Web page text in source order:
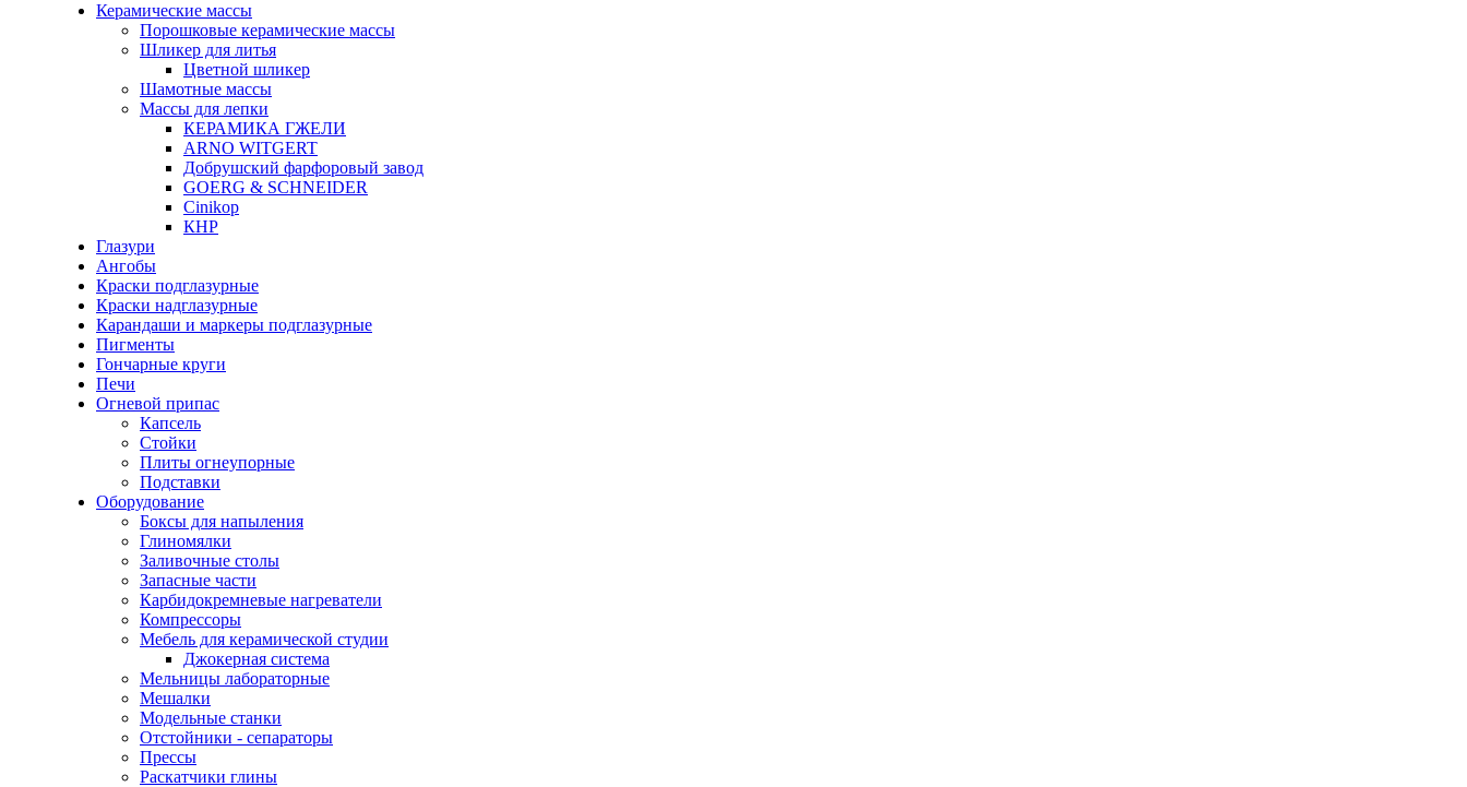
Керамические массы
Порошковые керамические массы
Шликер для литья
Цветной шликер
Шамотные массы
Массы для лепки
КЕРАМИКА ГЖЕЛИ
ARNO WITGERT
Добрушский фарфоровый завод
GOERG & SCHNEIDER
Cinikop
КНР
Глазури
Ангобы
Краски подглазурные
Краски надглазурные
Карандаши и маркеры подглазурные
Пигменты
Гончарные круги
Печи
Огневой припас
Капсель
Стойки
Плиты огнеупорные
Подставки
Оборудование
Боксы для напыления
Глиномялки
Заливочные столы
Запасные части
Карбидокремневые нагреватели
Компрессоры
Мебель для керамической студии
Джокерная система
Мельницы лабораторные
Мешалки
Модельные станки
Отстойники - сепараторы
Прессы
Раскатчики глины